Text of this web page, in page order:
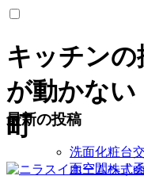
キッチン
が動かない
町
最新の投稿
洗面化粧台
面空間へ｜